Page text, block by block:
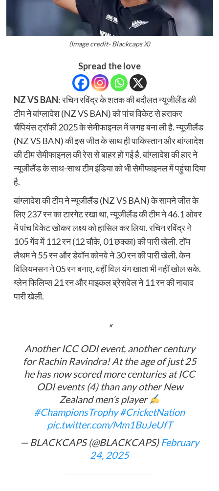
(Image credit- Blackcaps X)
Spread the love
NZ VS BAN: रचिन रविंद्र के शतक की बदौलत न्यूजीलैंड की
टीम ने बांग्लादेश (NZ VS BAN) को पांच विकेट से हराकर
चैंपियंस ट्रॉफी 2025 के सेमीफाइनल में जगह बना ली है. न्यूजीलैंड
(NZ VS BAN) की इस जीत के साथ ही पाकिस्तान और बांग्लादेश
की टीम सेमीफाइनल की रेस से बाहर हो गई है. बांग्लादेश की हार ने
न्यूजीलैंड के साथ-साथ टीम इंडिया को भी सेमीफाइनल में पहुंचा दिया
है.
बांग्लादेश की टीम ने न्यूजीलैंड (NZ VS BAN) के सामने जीत के
लिए 237 रन का टारगेट रखा था, न्यूजीलैंड की टीम ने 46.1 ओवर
में पांच विकेट खोकर लक्ष्य को हासिल कर लिया. रचिन रविंद्र ने
105 गेंद में 112 रन (12 चौके, 01 छक्का) की पारी खेली. टॉम
लैथम ने 55 रन और डेवॉन कोनवे ने 30 रन की पारी खेली. केन
विलियमसन ने 05 रन बनाए, वहीं विल यंग खाता भी नहीं खोल सके.
ग्लेन फिलिप्स 21 रन और माइकल ब्रेसवेल ने 11 रन की नाबाद
पारी खेली.
Another ICC ODI event, another century
for Rachin Ravindra! At the age of just 25
he has now scored more centuries at ICC
ODI events (4) than any other New
Zealand men’s player
#ChampionsTrophy #CricketNation
pic.twitter.com/Mm1BuJeUfT
— BLACKCAPS (@BLACKCAPS) February
24, 2025